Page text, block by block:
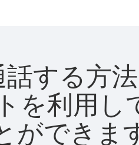
する方
を利用し
ができま